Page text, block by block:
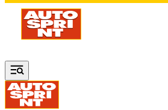
Vai al contenuto principale